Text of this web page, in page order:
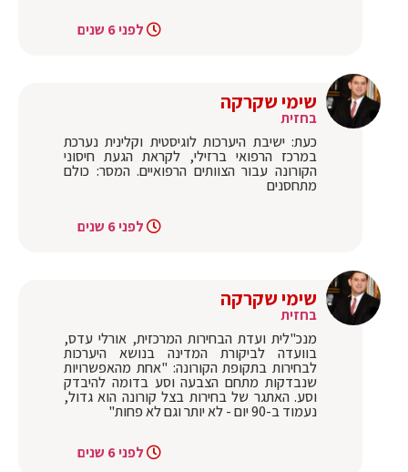
לפני 6 שנים
שימי שקרקה
בחזית
כעת: ישיבת היערכות לוגיסטית וקלינית נערכת
במרכז הרפואי ברזילי, לקראת הגעת חיסוני
הקורונה עבור הצוותים הרפואיים. המסר: כולם
מתחסנים
לפני 6 שנים
שימי שקרקה
בחזית
מנכ"לית ועדת הבחירות המרכזית, אורלי עדס,
בוועדה לביקורת המדינה בנושא היערכות
לבחירות בתקופת הקורונה: "אחת מהאפשרויות
שנבדקות מתחם הצבעה וסע בדומה להיבדק
וסע. האתגר של בחירות בצל קורונה הוא גדול,
נעמוד ב-90 יום - לא יותר וגם לא פחות"
לפני 6 שנים